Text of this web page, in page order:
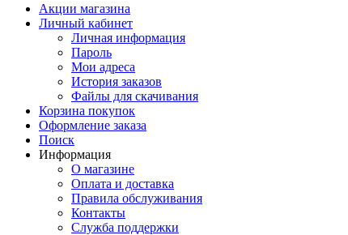
Акции магазина
Личный кабинет
Личная информация
Пароль
Мои адреса
История заказов
Файлы для скачивания
Корзина покупок
Оформление заказа
Поиск
Информация
О магазине
Оплата и доставка
Правила обслуживания
Контакты
Служба поддержки